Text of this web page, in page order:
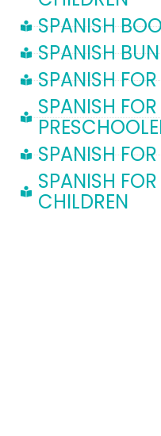
SPANISH
SPANISH
SPANISH
SPANISH FOR
SPANISH
SPANISH
CHILDREN